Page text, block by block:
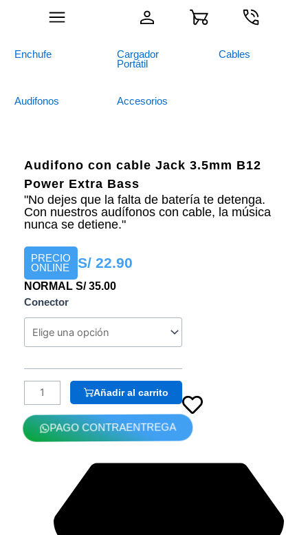
Enchufe
Cargador
Portátil
Cables
Audifonos Accesorios
Audifono con cable Jack 3.5mm B12
Power Extra Bass
"No dejes que la falta de batería te detenga.
Con nuestros audífonos con cable, la música
nunca se detiene."
PRECIO
ONLINE
S/ 22.90
NORMAL S/ 35.00
Conector
Auriculares
Darion
Extra
Bass
T15,
Conector
de
3,5mm
micrófono
Añadir al carrito
PAGO CONTRAENTREGA